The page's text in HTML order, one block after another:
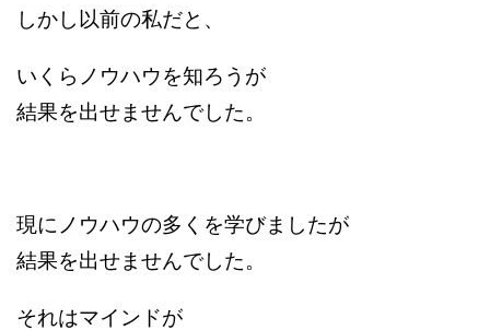
しかし以前の私だと、
いくらノウハウを知ろうが
結果を出せませんでした。
現にノウハウの多くを学びましたが
結果を出せませんでした。
それはマインドが